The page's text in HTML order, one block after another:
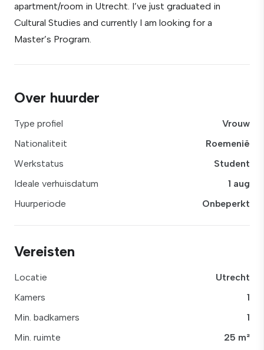
apartment/room in Utrecht. I’ve just graduated in
Cultural Studies and currently I am looking for a
Master’s Program.
Over huurder
Type profiel
Vrouw
Nationaliteit
Roemenië
Werkstatus
Student
Ideale verhuisdatum
1 aug
Huurperiode
Onbeperkt
Vereisten
Locatie
Utrecht
Kamers
1
Min. badkamers
1
Min. ruimte
25 m²